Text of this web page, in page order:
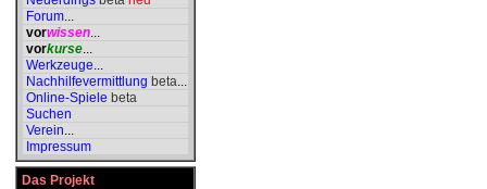
Forum...
vorwissen...
vorkurse...
Werkzeuge...
Nachhilfevermittlung beta...
Online-Spiele beta
Suchen
Verein...
Impressum
Das Projekt